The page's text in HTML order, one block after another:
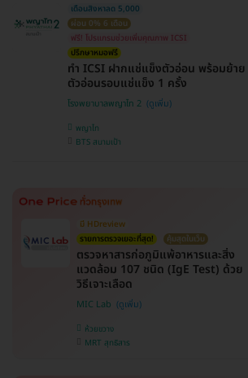
เดือนสิงหาลด 5,000
ผ่อน 0% 6 เดือน
ฟรี! โปรแกรมช่วยเพิ่มคุณภาพ ICSI
ปรึกษาหมอฟรี
ทำ ICSI ฝากแช่แข็งตัวอ่อน พร้อมย้าย
ตัวอ่อนรอบแช่แข็ง 1 ครั้ง
โรงพยาบาลพญาไท 2
พญาไท
BTS สนามเป้า
มี HDreview
รายการตรวจเยอะที่สุด!
คุ้มสุดในเว็บ
ตรวจหาสารก่อภูมิแพ้อาหารและสิ่ง
แวดล้อม 107 ชนิด (IgE Test) ด้วย
วิธีเจาะเลือด
MIC Lab
ห้วยขวาง
MRT สุทธิสาร